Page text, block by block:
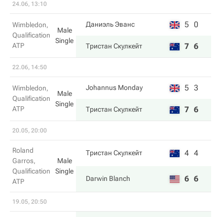
24.06, 13:10
Wimbledon,
Qualification
ATP
Male
Single
Даниэль Эванс 5 0
Тристан Скулкейт 7 6
22.06, 14:50
Wimbledon,
Qualification
ATP
Male
Single
Johannus Monday 5 3
Тристан Скулкейт 7 6
20.05, 20:00
Roland
Garros,
Qualification
ATP
Male
Single
Тристан Скулкейт 4 4
Darwin Blanch 6 6
19.05, 20:50